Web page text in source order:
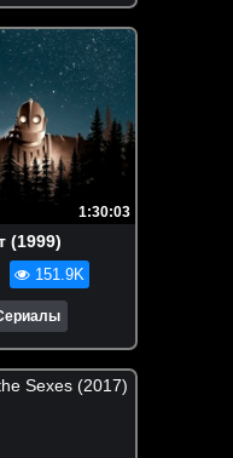
1:30:03
(1999)
151.9K